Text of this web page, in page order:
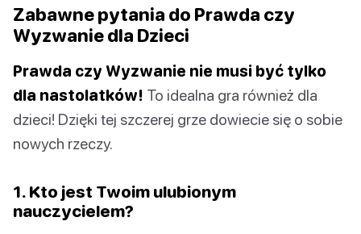
Zabawne pytania do Prawda czy
Wyzwanie dla Dzieci
Prawda czy Wyzwanie nie musi być tylko
dla nastolatków! To idealna gra również dla
dzieci! Dzięki tej szczerej grze dowiecie się o sobie
nowych rzeczy.
1. Kto jest Twoim ulubionym
nauczycielem?